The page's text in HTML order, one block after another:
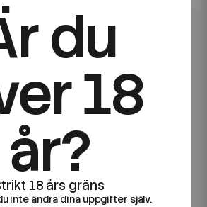
du
18
år?
inte ändra dina uppgifter själv.